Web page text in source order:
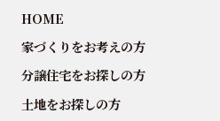
HOME
家づくりをお考えの方
分譲住宅をお探しの方
土地をお探しの方